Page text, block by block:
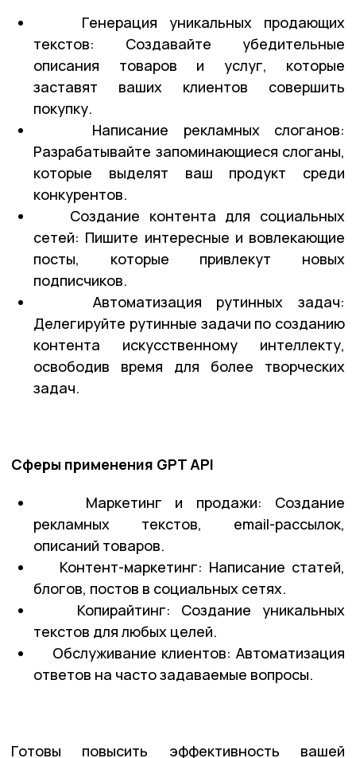
Генерация уникальных продающих
текстов: Создавайте убедительные
описания товаров и услуг, которые
заставят ваших клиентов совершить
покупку.
Написание рекламных слоганов:
Разрабатывайте запоминающиеся слоганы,
которые выделят ваш продукт среди
конкурентов.
Создание контента для социальных
сетей: Пишите интересные и вовлекающие
посты, которые привлекут новых
подписчиков.
Автоматизация рутинных задач:
Делегируйте рутинные задачи по созданию
контента искусственному интеллекту,
освободив время для более творческих
задач.
Сферы применения GPT API
Маркетинг и продажи: Создание
рекламных текстов, email-рассылок,
описаний товаров.
Контент-маркетинг: Написание статей,
блогов, постов в социальных сетях.
Копирайтинг: Создание уникальных
текстов для любых целей.
Обслуживание клиентов: Автоматизация
ответов на часто задаваемые вопросы.
Готовы повысить эффективность вашей